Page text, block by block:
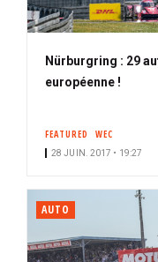
Nürburgring : 29
européenne !
FEATURED WEC
28 JUIN. 2017 • 19:27
AUTO